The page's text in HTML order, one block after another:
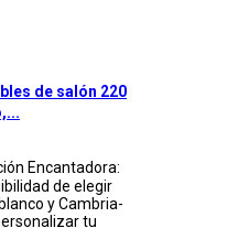
de salón 220
Encantadora:
de elegir
y Cambria-
tu